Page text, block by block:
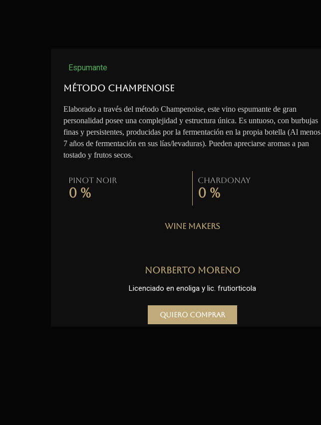
Espumante
Método Champenoise
Elaborado a través del método Champenoise, este vino espumante de gran
personalidad posee una complejidad y estructura única. Es untuoso, con burbujas
finas y persistentes, producidas por la fermentación en la propia botella (Al menos
7 años de fermentación en sus lías/levaduras). Pueden apreciarse aromas a pan
tostado y frutos secos.
Pinot Noir
0 %
Chardonay
0 %
Wine Makers
Norberto Moreno
Licenciado en enoliga y lic. frutiorticola
Quiero comprar